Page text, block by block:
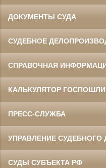
ДОКУМЕНТЫ СУДА
СУДЕБНОЕ
СПРАВОЧНАЯ
КАЛЬКУЛЯТОР
ПРЕСС-СЛУЖБА
УПРАВЛЕНИЕ СУДЕБНОГО
СУДЫ СУБЪЕКТА РФ